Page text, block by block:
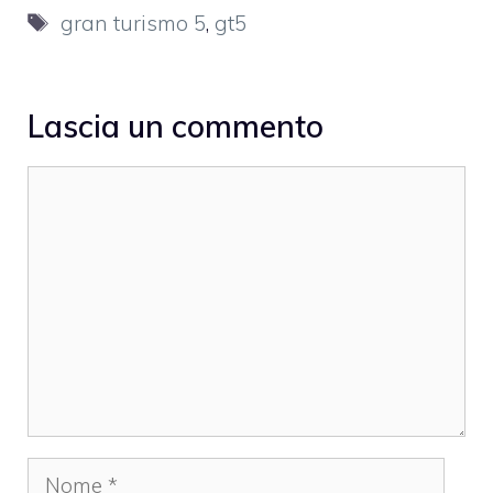
Tag
gran turismo 5, gt5
Lascia un commento
Nome